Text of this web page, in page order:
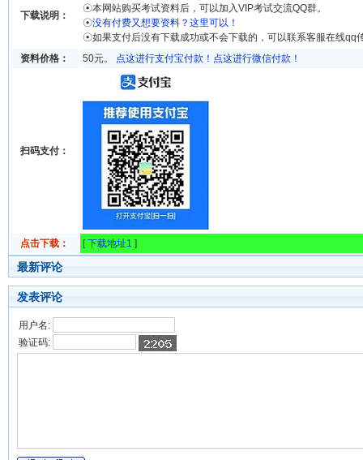
下载说明：
☉本网站购买考试资料后，可以加入VIP考试交流QQ群。
☉没有付费又想要资料？这里可以！
☉如果支付后没有下载成功或不会下载的，可以联系客服在线qq
资料价格：
50元。 点这进行支付宝付款！ 点这进行微信付款！
扫码支付：
点击下载： [下载地址1 ]
最新评论
发表评论
用户名:
验证码: